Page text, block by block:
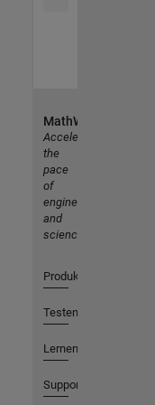
MathWorks
Accelerating
the
pace
of
engineering
and
science
Produkte
Testen oder Kaufen
Lernen
Support